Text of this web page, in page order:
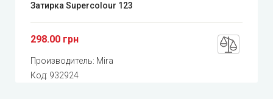
Затирка Supercolour 123
298.00 грн
Производитель: Mira
Код: 932924